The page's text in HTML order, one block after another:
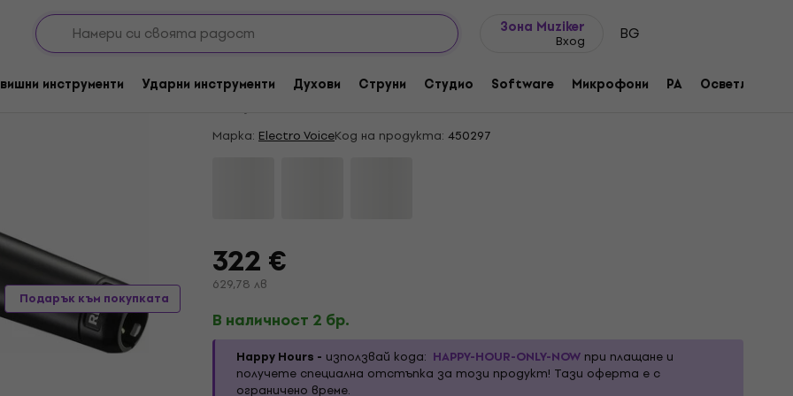
Зона Muziker
Вход BG
инструменти Ударни инструменти Духови Струни Студио Software Микрофони PA Осветление
микрофони
Подарък към покупката
HAPPY HOUR
Electro Voice RE520 Кондензаторен вокален микрофон
Марка: Electro VoiceКод на продукта: 450297
322 €
629,78 лв
В наличност 2 бр.
Happy Hours - използвай кода: HAPPY-HOUR-ONLY-NOW при плащане и
получете специална отстъпка за този продукт! Тази оферта е с
ограничено време.